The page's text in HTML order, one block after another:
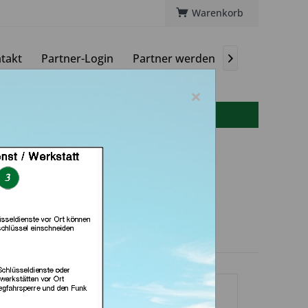
Warenkorb
Partner-Login Partner werden 
Autoschlüssel (in
Berlin)
×